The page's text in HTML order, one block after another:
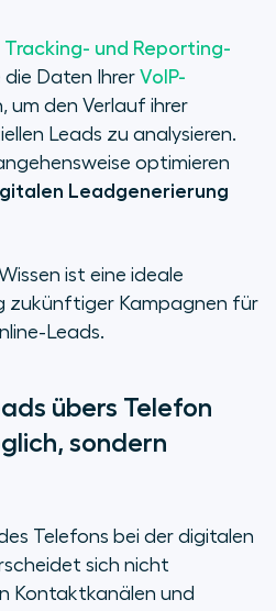
Tracking- und Reporting-
die Daten Ihrer VoIP-
um den Verlauf ihrer
Leads zu analysieren.
optimieren
Leadgenerierung
ist eine ideale
zukünftiger Kampagnen für
Leads.
übers Telefon
sondern
Telefons bei der digitalen
sich nicht
Kontaktkanälen und